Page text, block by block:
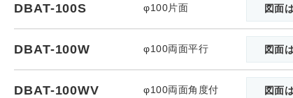
DBAT-100S φ100片面 図面
DBAT-100W φ100両面平行 図面
DBAT-100WV φ100両面角度付 図面